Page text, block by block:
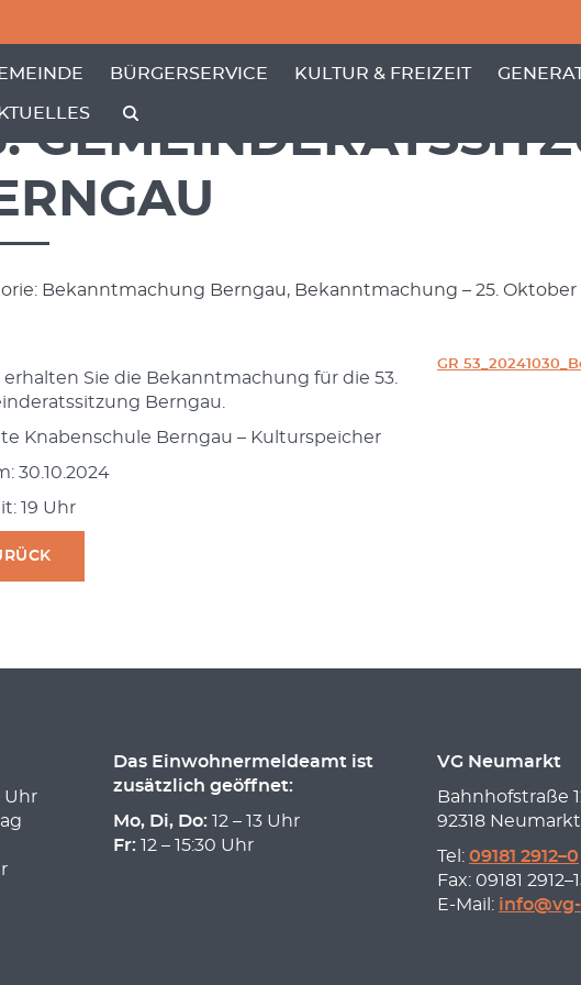
MENÜ-UNTERPUNKTE VON 'GEMEINDE'
BÜRGERSERVICE
ZEIGE MENÜ-UNTERPUNKTE VON 'BÜRGERSERVICE'
KULTUR & FREIZEIT
Bekanntmachung Berngau, Bekanntmachung – 25. Oktober
erhalten Sie die Bekanntmachung für die 53.
Berngau.
Knabenschule Berngau – Kulturspeicher
30.10.2024
19 Uhr
GR
Uhr
Das Einwohnermeldeamt ist
zusätzlich geöffnet:
Mo, Di, Do: 12 – 13 Uhr
Fr: 12 – 15:30 Uhr
VG Neumarkt
Bahnhofstraße
92318
Tel: 09181 2912–0
Fax: 09181
E-Mail: